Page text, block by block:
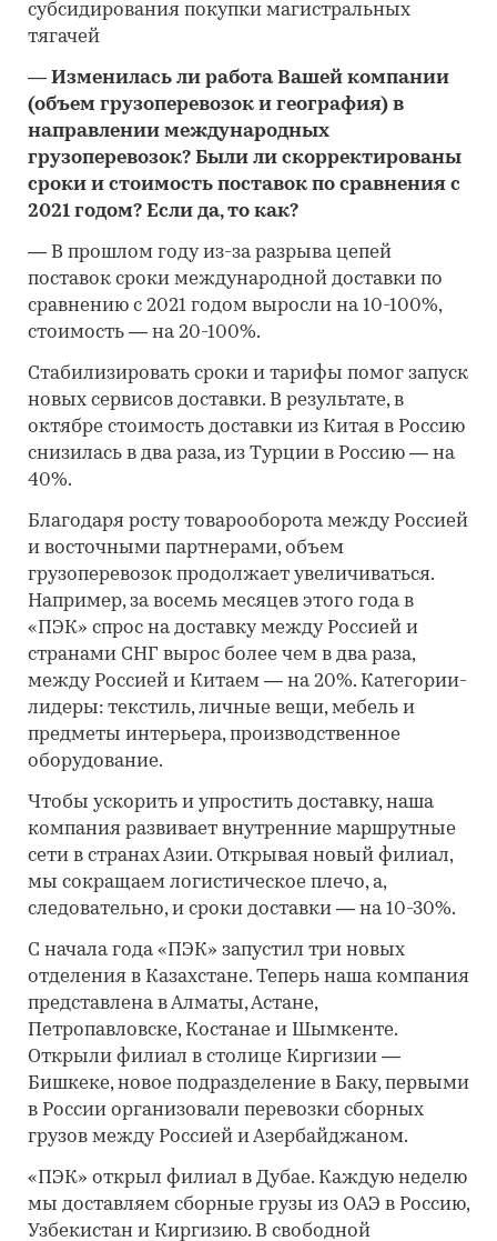
субсидирования покупки магистральных
тягачей
— Изменилась ли работа Вашей компании
(объем грузоперевозок и география) в
направлении международных
грузоперевозок? Были ли скорректированы
сроки и стоимость поставок по сравнения с
2021 годом? Если да, то как?
— В прошлом году из-за разрыва цепей
поставок сроки международной доставки по
сравнению с 2021 годом выросли на 10-100%,
стоимость — на 20-100%.
Стабилизировать сроки и тарифы помог запуск
новых сервисов доставки. В результате, в
октябре стоимость доставки из Китая в Россию
снизилась в два раза, из Турции в Россию — на
40%.
Благодаря росту товарооборота между Россией
и восточными партнерами, объем
грузоперевозок продолжает увеличиваться.
Например, за восемь месяцев этого года в
«ПЭК» спрос на доставку между Россией и
странами СНГ вырос более чем в два раза,
между Россией и Китаем — на 20%. Категории-
лидеры: текстиль, личные вещи, мебель и
предметы интерьера, производственное
оборудование.
Чтобы ускорить и упростить доставку, наша
компания развивает внутренние маршрутные
сети в странах Азии. Открывая новый филиал,
мы сокращаем логистическое плечо, а,
следовательно, и сроки доставки — на 10-30%.
С начала года «ПЭК» запустил три новых
отделения в Казахстане. Теперь наша компания
представлена в Алматы, Астане,
Петропавловске, Костанае и Шымкенте.
Открыли филиал в столице Киргизии —
Бишкеке, новое подразделение в Баку, первыми
в России организовали перевозки сборных
грузов между Россией и Азербайджаном.
«ПЭК» открыл филиал в Дубае. Каждую неделю
мы доставляем сборные грузы из ОАЭ в Россию,
Узбекистан и Киргизию. В свободной